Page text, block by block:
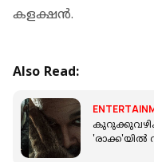
കളക്ഷൻ.
Also Read:
'രാക്ക'യില്‍